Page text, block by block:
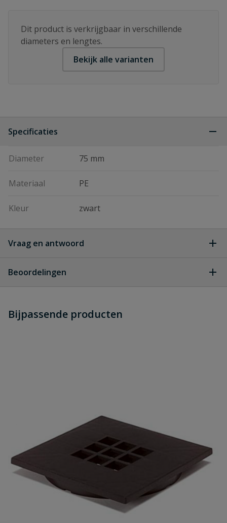
Dit product is verkrijgbaar in verschillende
diameters en lengtes.
Bekijk alle varianten
Specificaties
Diameter 75 mm
Materiaal PE
Kleur zwart
Vraag en antwoord
dit product?
Beoordelingen
Schrijf zelf een beoordeling
Naam
Samenvatting
Bijpassende producten